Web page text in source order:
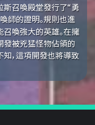
斯召喚殿堂發行了“勇
師的證明。規則也進
喚強大的英雄。在擁
發被兇猛怪物佔領的
，這項開發也將導致